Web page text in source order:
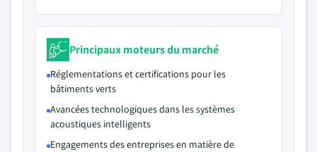
Principaux moteurs du marché
Réglementations et certifications pour les
bâtiments verts
Avancées technologiques dans les systèmes
acoustiques intelligents
Engagements des entreprises en matière de